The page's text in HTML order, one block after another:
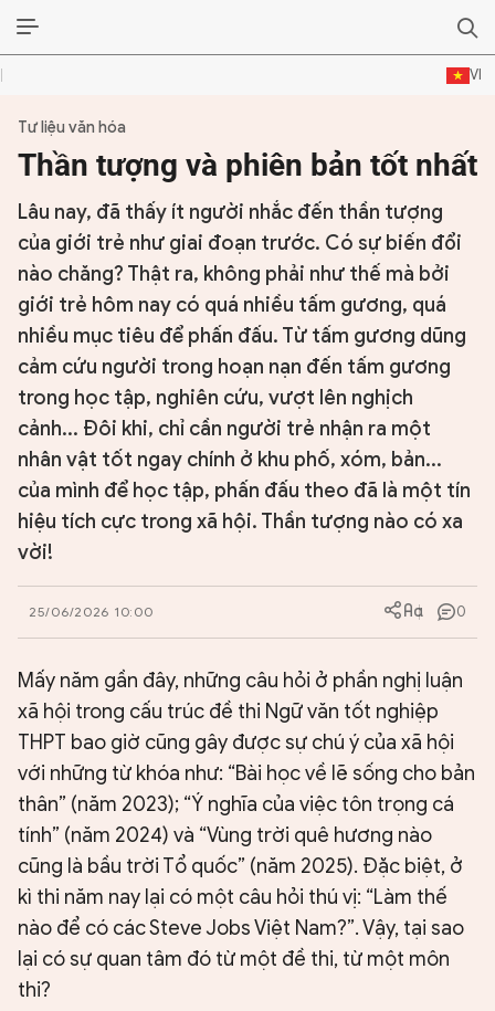
VI
ĐỜI SỐNG VĂN HÓA
TƯ LIỆU VĂN HÓA
LÝ LUẬN
TRUYỀN THỐNG
TRUYỆN
DIỄN ĐÀN
CHUYÊN TRANG
Tư liệu văn hóa
Thần tượng và phiên bản tốt nhất
Lâu nay, đã thấy ít người nhắc đến thần tượng
của giới trẻ như giai đoạn trước. Có sự biến đổi
nào chăng? Thật ra, không phải như thế mà bởi
giới trẻ hôm nay có quá nhiều tấm gương, quá
nhiều mục tiêu để phấn đấu. Từ tấm gương dũng
cảm cứu người trong hoạn nạn đến tấm gương
trong học tập, nghiên cứu, vượt lên nghịch
cảnh... Đôi khi, chỉ cần người trẻ nhận ra một
nhân vật tốt ngay chính ở khu phố, xóm, bản...
của mình để học tập, phấn đấu theo đã là một tín
hiệu tích cực trong xã hội. Thần tượng nào có xa
vời!
25/06/2026 10:00 0
Mấy năm gần đây, những câu hỏi ở phần nghị luận
xã hội trong cấu trúc đề thi Ngữ văn tốt nghiệp
THPT bao giờ cũng gây được sự chú ý của xã hội
với những từ khóa như: “Bài học về lẽ sống cho bản
thân” (năm 2023); “Ý nghĩa của việc tôn trọng cá
tính” (năm 2024) và “Vùng trời quê hương nào
cũng là bầu trời Tổ quốc” (năm 2025). Đặc biệt, ở
kì thi năm nay lại có một câu hỏi thú vị: “Làm thế
nào để có các Steve Jobs Việt Nam?”. Vậy, tại sao
lại có sự quan tâm đó từ một đề thi, từ một môn
thi?